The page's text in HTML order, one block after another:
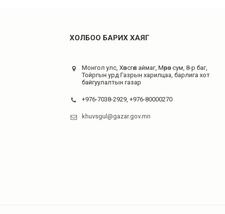
ХОЛБОО БАРИХ ХАЯГ
Монгол улс, Хөвсгөл аймаг, Мөрөн сум, 8-р баг,
Тойргын урд Газрын харилцаа, барлига хот
байгуулалтын газар
+976-7038-2929, +976-80000270
khuvsgul@gazar.gov.mn